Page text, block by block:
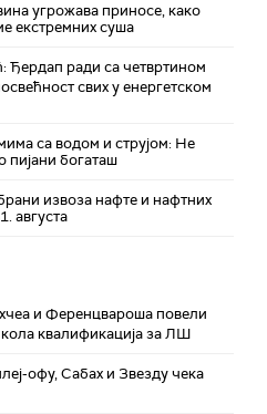
угрожава приносе, како
екстремних суша
Ђердап ради са четвртином
свих у енергетском
са водом и струјом: Не
пијани богаташ
извоза нафте и нафтних
августа
и Ференцвароша повели
квалификација за ЛШ
офу, Сабах и Звезду чека